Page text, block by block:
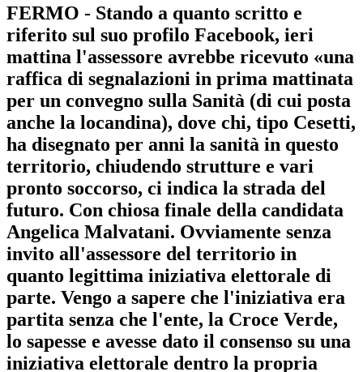
FERMO - Stando a quanto scritto e
riferito sul suo profilo Facebook, ieri
mattina l'assessore avrebbe ricevuto «una
raffica di segnalazioni in prima mattinata
per un convegno sulla Sanità (di cui posta
anche la locandina), dove chi, tipo Cesetti,
ha disegnato per anni la sanità in questo
territorio, chiudendo strutture e vari
pronto soccorso, ci indica la strada del
futuro. Con chiosa finale della candidata
Angelica Malvatani. Ovviamente senza
invito all'assessore del territorio in
quanto legittima iniziativa elettorale di
parte. Vengo a sapere che l'iniziativa era
partita senza che l'ente, la Croce Verde,
lo sapesse e avesse dato il consenso su una
iniziativa elettorale dentro la propria